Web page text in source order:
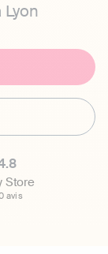
Store
avis